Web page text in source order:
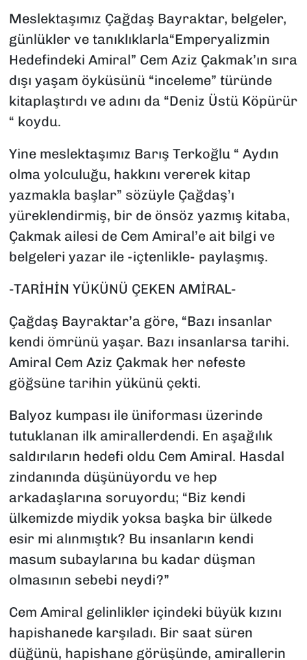
Meslektaşımız Çağdaş Bayraktar, belgeler,
günlükler ve tanıklıklarla“Emperyalizmin
Hedefindeki Amiral” Cem Aziz Çakmak’ın sıra
dışı yaşam öyküsünü “inceleme” türünde
kitaplaştırdı ve adını da “Deniz Üstü Köpürür
“ koydu.
Yine meslektaşımız Barış Terkoğlu “ Aydın
olma yolculuğu, hakkını vererek kitap
yazmakla başlar” sözüyle Çağdaş’ı
yüreklendirmiş, bir de önsöz yazmış kitaba,
Çakmak ailesi de Cem Amiral’e ait bilgi ve
belgeleri yazar ile -içtenlikle- paylaşmış.
-TARİHİN YÜKÜNÜ ÇEKEN AMİRAL-
Çağdaş Bayraktar’a göre, “Bazı insanlar
kendi ömrünü yaşar. Bazı insanlarsa tarihi.
Amiral Cem Aziz Çakmak her nefeste
göğsüne tarihin yükünü çekti.
Balyoz kumpası ile üniforması üzerinde
tutuklanan ilk amirallerdendi. En aşağılık
saldırıların hedefi oldu Cem Amiral. Hasdal
zindanında düşünüyordu ve hep
arkadaşlarına soruyordu; “Biz kendi
ülkemizde miydik yoksa başka bir ülkede
esir mi alınmıştık? Bu insanların kendi
masum subaylarına bu kadar düşman
olmasının sebebi neydi?”
Cem Amiral gelinlikler içindeki büyük kızını
hapishanede karşıladı. Bir saat süren
düğünü, hapishane görüşünde, amirallerin